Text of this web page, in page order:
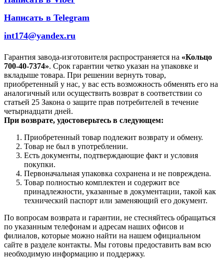
Написать в Telegram
int174@yandex.ru
Гарантия завода-изготовителя распространяется на «Кольцо
700-40-7374». Срок гарантии четко указан на упаковке и
вкладыше товара. При решении вернуть товар,
приобретенный у нас, у вас есть возможность обменять его на
аналогичный или осуществить возврат в соответствии со
статьей 25 Закона о защите прав потребителей в течение
четырнадцати дней.
При возврате, удостоверьтесь в следующем:
Приобретенный товар подлежит возврату и обмену.
Товар не был в употреблении.
Есть документы, подтверждающие факт и условия
покупки.
Первоначальная упаковка сохранена и не повреждена.
Товар полностью комплектен и содержит все
принадлежности, указанные в документации, такой как
технический паспорт или заменяющий его документ.
По вопросам возврата и гарантии, не стесняйтесь обращаться
по указанным телефонам и адресам наших офисов и
филиалов, которые можно найти на нашем официальном
сайте в разделе контакты. Мы готовы предоставить вам всю
необходимую информацию и поддержку.